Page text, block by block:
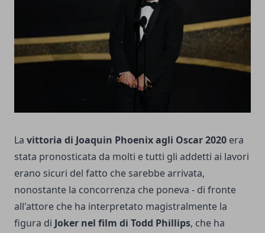
La vittoria di Joaquin Phoenix agli Oscar 2020 era
stata pronosticata da molti e tutti gli addetti ai lavori
erano sicuri del fatto che sarebbe arrivata,
nonostante la concorrenza che poneva - di fronte
all'attore che ha interpretato magistralmente la
figura di Joker nel film di Todd Phillips, che ha